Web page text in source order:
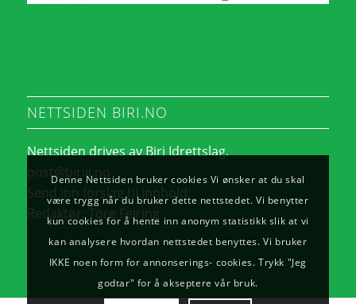
NETTSIDEN BIRI.NO
Nettsiden drives av Biri Idrettslag.
post@biriil.no
Send inn forslag til innhold:
Redaktør:Tore Feiring
Denne Nettsiden bruker cookies Vi ønsker at du skal
være trygg når du bruker dette nettstedet. Vi benytter
kun cookies for å hente inn anonym statistikk slik at vi
kan analysere hvordan nettstedet benyttes. Vi bruker
IKKE noen form for annonserings- cookies. Trykk "Jeg
godtar" for å akseptere vår bruk.